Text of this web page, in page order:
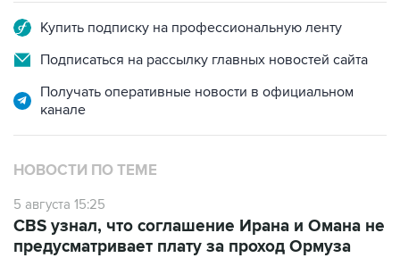
Купить подписку на профессиональную ленту
Подписаться на рассылку главных новостей сайта
Получать оперативные новости в официальном
канале
НОВОСТИ ПО ТЕМЕ
5 августа 15:25
CBS узнал, что соглашение Ирана и Омана не
предусматривает плату за проход Ормуза